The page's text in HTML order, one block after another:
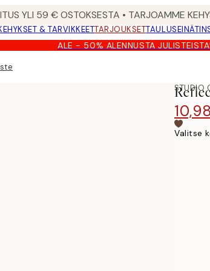
YLI 59 € OSTOKSESTA • TARJOAMME
& TARVIKKEETTARJOUKSETTAULUSEINÄT
ALE - 50% ALENNUSTA
STUDIO
Valitse